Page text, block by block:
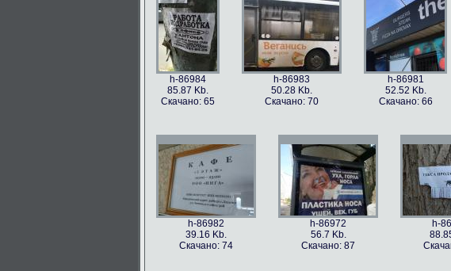
h-86984
85.87 Kb.
Скачано: 65
h-86983
50.28 Kb.
Скачано: 70
h-86981
52.52 Kb.
Скачано: 66
h-86982
39.16 Kb.
Скачано: 74
h-86972
56.7 Kb.
Скачано: 87
h-